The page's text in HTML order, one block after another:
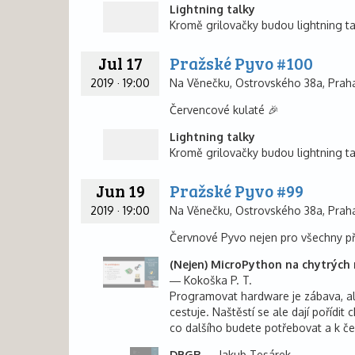
Lightning talky
Kromě grilovačky budou lightning
Jul 17
2019 ·19:00
Pražské Pyvo #100
Na Věnečku, Ostrovského 38a,
Červencové kulaté 🎉
Lightning talky
Kromě grilovačky budou lightning
Jun 19
2019 ·19:00
Pražské Pyvo #99
Na Věnečku, Ostrovského 38a,
Červnové Pyvo nejen pro všechny
(Nejen) MicroPython na chytrých
Kokoška P. T.
Programovat hardware je zábava,
cestuje. Naštěstí se ale dají pořídit
co dalšího budete potřebovat a k